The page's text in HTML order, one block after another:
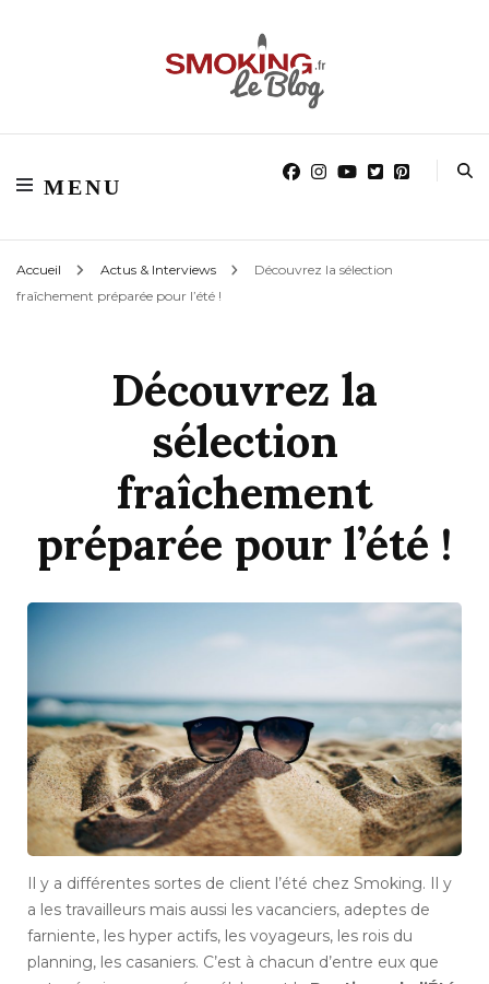
Blog smoking.fr
MENU
Accueil Actus & Interviews
Découvrez la sélection
fraîchement préparée pour l’été !
Découvrez la
sélection
fraîchement
préparée pour l’été !
Il y a différentes sortes de client l’été chez Smoking. Il y
a les travailleurs mais aussi les vacanciers, adeptes de
farniente, les hyper actifs, les voyageurs, les rois du
planning, les casaniers. C’est à chacun d’entre eux que